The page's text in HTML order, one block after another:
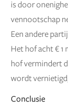
is door
vennootschap
Een andere
Het hof acht € 1
hof vermindert
wordt
Conclusie